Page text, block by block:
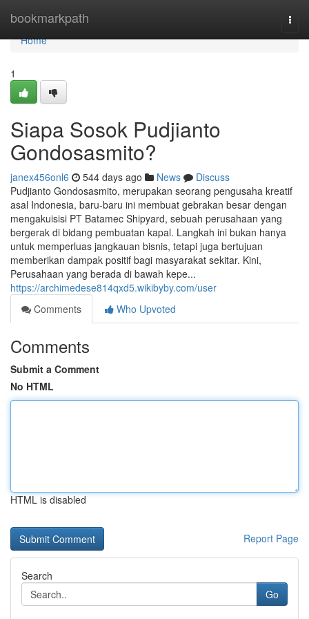
bookmarkpath
Home
Home
1
Siapa Sosok Pudjianto
Gondosasmito?
janex456onl6 544 days ago News
Discuss
Pudjianto Gondosasmito, merupakan seorang pengusaha kreatif
asal Indonesia, baru-baru ini membuat gebrakan besar dengan
mengakuisisi PT Batamec Shipyard, sebuah perusahaan yang
bergerak di bidang pembuatan kapal. Langkah ini bukan hanya
untuk memperluas jangkauan bisnis, tetapi juga bertujuan
memberikan dampak positif bagi masyarakat sekitar. Kini,
Perusahaan yang berada di bawah kepe...
https://archimedese814qxd5.wikibyby.com/user
Comments
Who Upvoted
Comments
Submit a Comment
No HTML
HTML is disabled
Report Page
Search
Go